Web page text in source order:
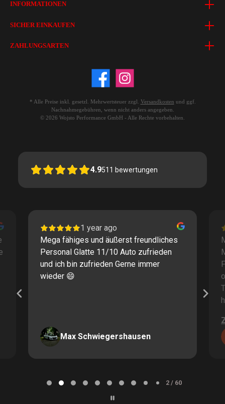
INFORMATIONEN
SICHER EINKAUFEN
ZAHLUNGSARTEN
* Alle Preise inkl. gesetzl. Mehrwertsteuer zzgl. Versandkosten und ggf.
Nachnahmegebühren, wenn nicht anders angegeben.
© 2026 Wojsto Performance GmbH - Alle Rechte vorbehalten.
4.9511 bewertungen
1 year ago
Mega fähiges und äußerst freundliches
Personal Glatte 11/10 Auto zufrieden
und ich bin zufrieden Gerne immer
wieder 😄
Max Schwiegershausen
2 / 60